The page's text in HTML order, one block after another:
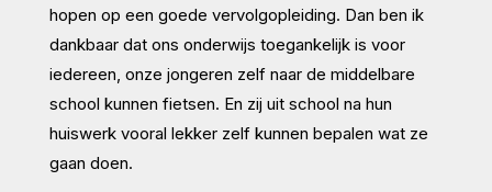
hopen op een goede vervolgopleiding. Dan ben ik
dankbaar dat ons onderwijs toegankelijk is voor
iedereen, onze jongeren zelf naar de middelbare
school kunnen fietsen. En zij uit school na hun
huiswerk vooral lekker zelf kunnen bepalen wat ze
gaan doen.